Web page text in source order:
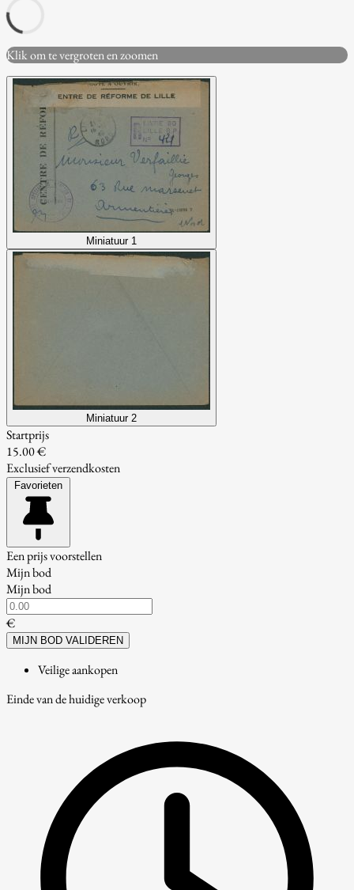
Klik om te vergroten en zoomen
Miniatuur 1
Miniatuur 2
Startprijs
15.00 €
Exclusief verzendkosten
Favorieten
Een prijs voorstellen
Mijn bod
Mijn bod
€
MIJN BOD VALIDEREN
Veilige aankopen
Einde van de huidige verkoop